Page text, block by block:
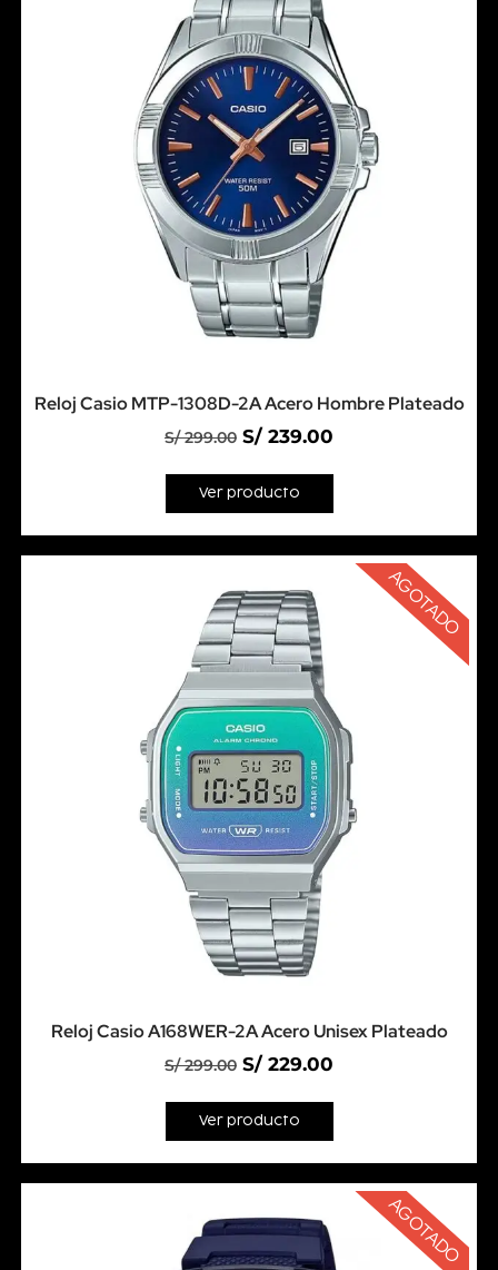
Reloj Casio MTP-1308D-2A Acero Hombre Plateado
S/299.00 S/ 239.00
Ver producto
AGOTADO
Reloj Casio A168WER-2A Acero Unisex Plateado
S/299.00 S/ 229.00
Ver producto
AGOTADO